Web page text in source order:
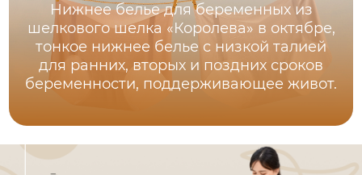
Нижнее белье для беременных из
шелкового шелка «Королева» в октябре,
тонкое нижнее белье с низкой талией
для ранних, вторых и поздних сроков
беременности, поддерживающее живот.